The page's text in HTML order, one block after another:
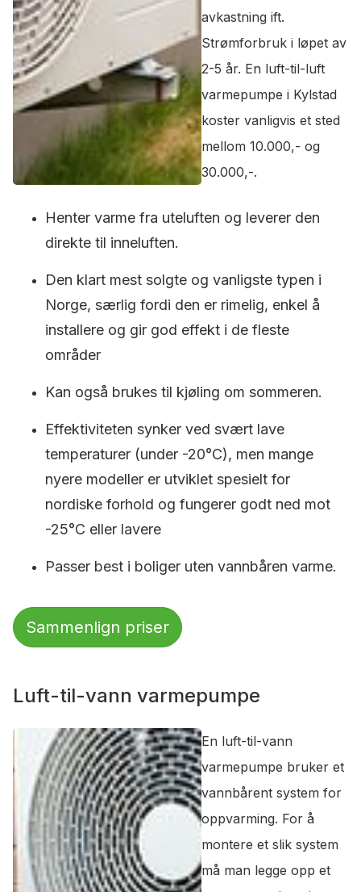
avkastning ift.
Strømforbruk i løpet av
2-5 år. En luft-til-luft
varmepumpe i Kylstad
koster vanligvis et sted
mellom 10.000,- og
30.000,-.
Henter varme fra uteluften og leverer den
direkte til inneluften.
Den klart mest solgte og vanligste typen i
Norge, særlig fordi den er rimelig, enkel å
installere og gir god effekt i de fleste
områder
Kan også brukes til kjøling om sommeren.
Effektiviteten synker ved svært lave
temperaturer (under -20°C), men mange
nyere modeller er utviklet spesielt for
nordiske forhold og fungerer godt ned mot
-25°C eller lavere
Passer best i boliger uten vannbåren varme.
Sammenlign priser
Luft-til-vann varmepumpe
En luft-til-vann
varmepumpe bruker et
vannbårent system for
oppvarming. For å
montere et slik system
må man legge opp et